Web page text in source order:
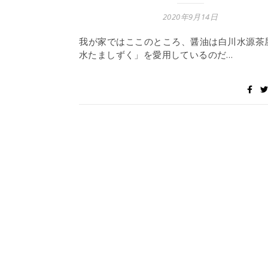
2020年9月14日
我が家ではここのところ、醤油は白川水源茶
水たましずく」を愛用しているのだ…